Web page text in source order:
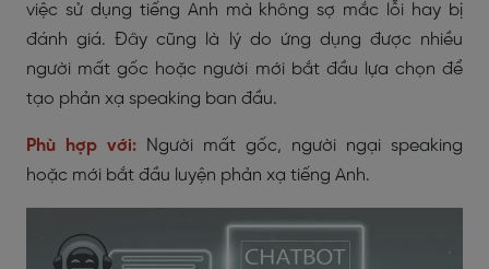
việc sử dụng tiếng Anh mà không sợ mắc lỗi hay bị
đánh giá. Đây cũng là lý do ứng dụng được nhiều
người mất gốc hoặc người mới bắt đầu lựa chọn để
tạo phản xạ speaking ban đầu.
Phù hợp với:
Người mất gốc, người ngại speaking
hoặc mới bắt đầu luyện phản xạ tiếng Anh.